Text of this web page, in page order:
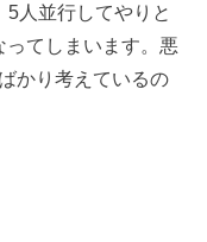
人並行してやりと
ってしまいます。悪
かり考えているの